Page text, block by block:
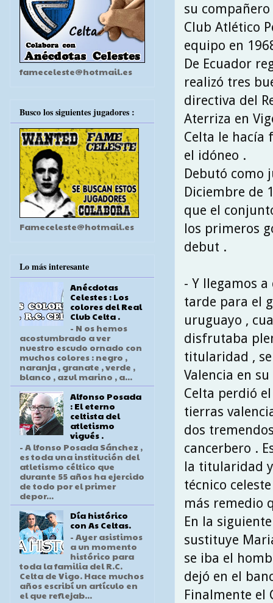
su
Club Atlético
equipo en
De Ecuador
realizó tres
directiva del
Aterriza en
Celta le hacía
el idóneo .
Debutó como
Diciembre de
que el
los primeros
debut .
- Y llegamos
tarde para el
uruguayo ,
disfrutaba
titularidad ,
Valencia en
Celta perdió
tierras
dos
cancerbero .
la titularidad
técnico
más remedio
En la
sustituye
se iba el
dejó en el
Finalmente el
fameceleste@hotmail.es
Busco los siguientes jugadores :
Fameceleste@hotmail.es
Lo más interesante
Anécdotas
Celestes : Los
colores del Real
Club Celta .
- N os hemos
acostumbrado a ver
nuestro escudo ornado con
muchos colores : negro ,
naranja , granate , verde ,
blanco , azul marino , a...
Alfonso Posada
: El eterno
celtista del
atletismo
vigués .
- A lfonso Posada Sánchez ,
es toda una institución del
atletismo céltico que
durante 55 años ha ejercido
de todo por el primer
depor...
Día histórico
con As Celtas.
- Ayer asistimos
a un momento
histórico para
toda la familia del R.C.
Celta de Vigo. Hace muchos
años escribí un artículo en
el que reflejab...